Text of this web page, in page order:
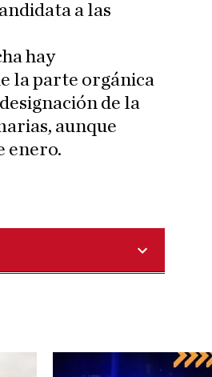
a las
hay
la parte orgánica
de la
aunque
enero.